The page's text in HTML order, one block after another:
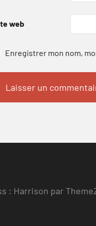
web
Enregistrer mon nom,
: Harrison par